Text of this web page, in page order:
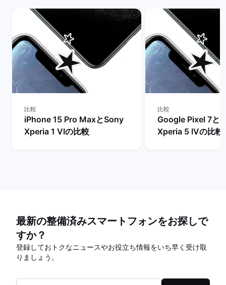
比較
iPhone 15 Pro MaxとSony
Xperia 1 VIの比較
比較
Google Pixel 7と
Xperia 5 IVの比較
最新の整備済みスマートフォンをお探しで
すか？
登録しておトクなニュースやお役立ち情報をいち早く受け取
りましょう。